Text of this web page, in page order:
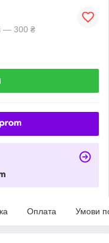
— 300 ₴
Оплата Умови